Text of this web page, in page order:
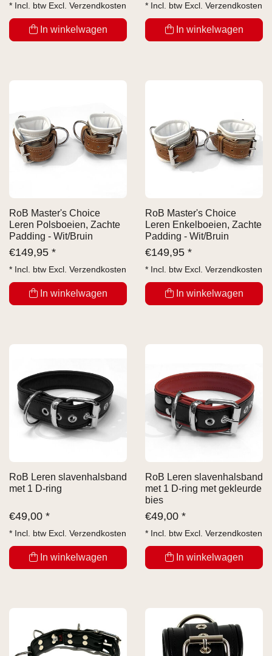
* Incl. btw Excl. Verzendkosten
In winkelwagen
* Incl. btw Excl. Verzendkosten
In winkelwagen
RoB Master's Choice
Leren Polsboeien, Zachte
Padding - Wit/Bruin
€149,95 *
* Incl. btw Excl. Verzendkosten
In winkelwagen
RoB Master's Choice
Leren Enkelboeien, Zachte
Padding - Wit/Bruin
€149,95 *
* Incl. btw Excl. Verzendkosten
In winkelwagen
RoB Leren slavenhalsband
met 1 D-ring
€49,00 *
* Incl. btw Excl. Verzendkosten
In winkelwagen
RoB Leren slavenhalsband
met 1 D-ring met gekleurde
bies
€49,00 *
* Incl. btw Excl. Verzendkosten
In winkelwagen